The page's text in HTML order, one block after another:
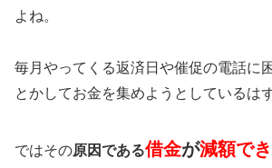
よね。
毎月やってくる返済日や催促の電話に
とかしてお金を集めようとしているは
ではその原因である借金が減額で